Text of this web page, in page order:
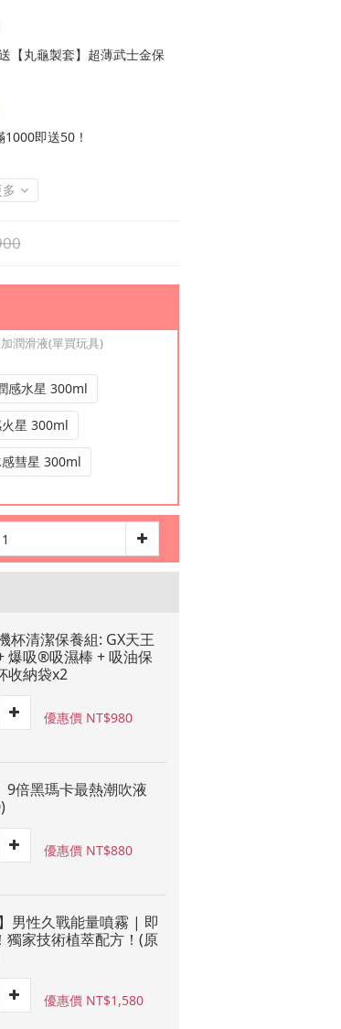
【丸龜製套】超薄武士金保
1000即送50！
潤滑液(單買玩具)
感水星 300ml
星 300ml
彗星 300ml
杯清潔保養組: GX天王
爆吸®吸濕棒 + 吸油保
收納袋x2
優惠價 NT$980
9倍黑瑪卡最熱潮吹液
優惠價 NT$880
】男性久戰能量噴霧 | 即
獨家技術植萃配方！(原
優惠價 NT$1,580